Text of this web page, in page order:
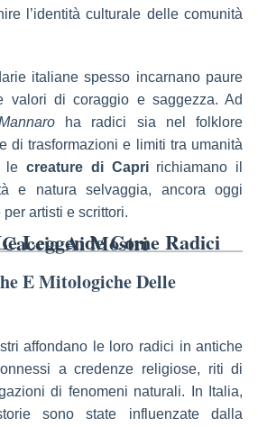
l’identità culturale delle comunità
italiane spesso incarnano paure
valori di coraggio e saggezza. Ad
ha radici sia nel folklore
di trasformazioni e limiti tra umanità
le creature di Capririchiamano il
e natura selvaggia, ancora oggi
artisti e scrittori.
Culturali Della Caccia Ai Mostri
E Mitologiche Delle
affondano le loro radici in antiche
a credenze religiose, riti di
di fenomeni naturali. In Italia,
sono state influenzate dalla